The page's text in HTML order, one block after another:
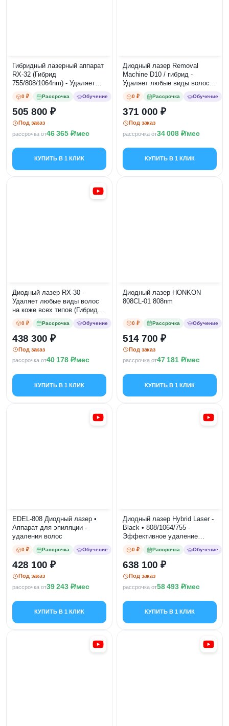
Гибридный лазерный аппарат
RX-32 (Гибрид
755/808/1064nm) - Удаляет
любые виды волос на коже
всех типов
0 ₽ Рассрочка Обучение
505 800
Под заказ
рассрочка от46 365 /мес
КУПИТЬ В 1 КЛИК
Диодный лазер Removal
Machine D10 / гибрид -
Удаляет любые виды волос
на коже всех типов
0 ₽ Рассрочка Обучение
371 000
Под заказ
рассрочка от34 008 /мес
КУПИТЬ В 1 КЛИК
Диодный лазер RX-30 -
Удаляет любые виды волос
на коже всех типов (Гибрид
0 ₽ Рассрочка Обучение
438 300
Под заказ
рассрочка от40 178 /мес
КУПИТЬ В 1 КЛИК
Диодный лазер HONKON
808CL-01 808nm
0 ₽ Рассрочка Обучение
514 700
Под заказ
рассрочка от47 181 /мес
КУПИТЬ В 1 КЛИК
EDEL-808 Диодный лазер •
Аппарат для эпиляции -
удаления волос
0 ₽ Рассрочка Обучение
428 100
Под заказ
рассрочка от39 243 /мес
КУПИТЬ В 1 КЛИК
Диодный лазер Hybrid Laser -
Black • 808/1064/755 -
Эффективное удаление
волос
0 ₽ Рассрочка Обучение
638 100
Под заказ
рассрочка от58 493 /мес
КУПИТЬ В 1 КЛИК